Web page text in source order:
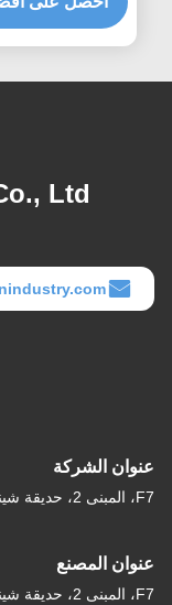
للتخصيص
Ltd.
عنوان الشركة
عنوان المصنع